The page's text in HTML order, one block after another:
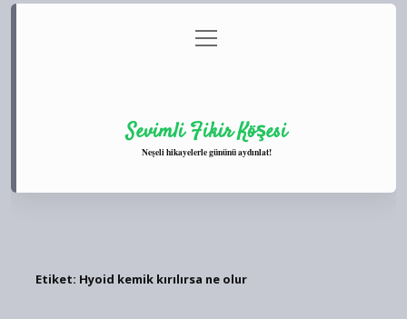
Gizlilik Politikası
menüyü
aç
Sevimli Fikir Köşesi
Neşeli hikayelerle gününü aydınlat!
Etiket: Hyoid kemik kırılırsa ne olur